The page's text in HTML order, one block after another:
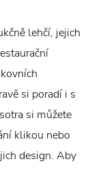
lehčí, jejich
si poradí i s
si můžete
klikou nebo
design. Aby